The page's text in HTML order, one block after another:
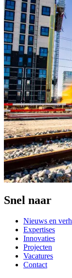
Snel naar
Nieuws en
Expertises
Innovaties
Projecten
Vacatures
Contact